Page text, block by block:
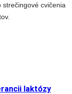
cvičenia
laktózy